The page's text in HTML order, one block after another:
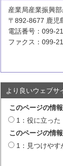
産業局産業振興
〒892-8677 鹿児
電話番号：099-
ファクス：099-
より良いウェブサ
このページの情
1：役に立った
このページの情
1：見つけやす